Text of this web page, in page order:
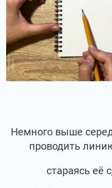
Немного выше
проводить
стараясь её